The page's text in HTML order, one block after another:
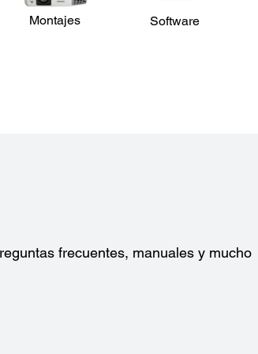
Relación de Zoom:
Zoom Digital 1 - 1,35x
Montajes Software
frecuentes, manuales y mucho